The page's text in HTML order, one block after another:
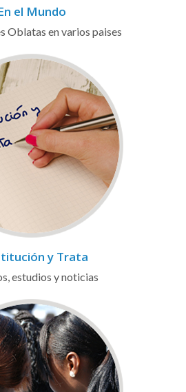
el Mundo
Oblatas en varios paises
y Trata
estudios y noticias